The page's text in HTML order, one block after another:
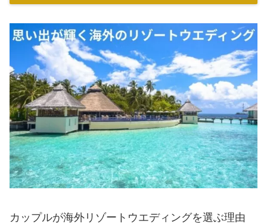
カップルが海外リゾートウエディングを選ぶ理由